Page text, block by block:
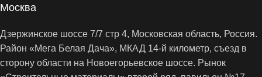
Москва
Дзержинское шоссе 7/7 стр 4, Московская область, Россия.
Район «Мега Белая Дача», МКАД 14-й километр, съезд в
сторону области на Новоегорьевское шоссе. Рынок